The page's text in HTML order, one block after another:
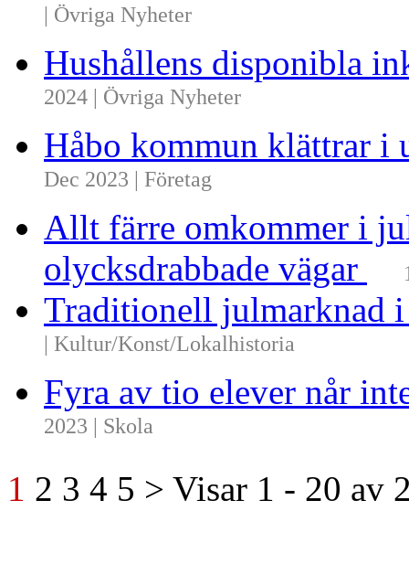
| Övriga Nyheter
Hushållens disponibla
2024 | Övriga Nyheter
Håbo kommun klättrar i
Dec 2023 | Företag
Allt färre omkommer i
olycksdrabbade vägar
Traditionell julmarknad
| Kultur/Konst/Lokalhistoria
Fyra av tio elever når
2023 | Skola
1 2 3 4 5 > Visar 1 - 20 av